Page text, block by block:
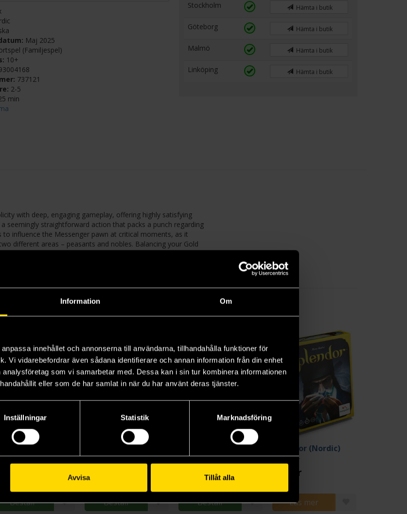
Information Om
innehållet och annonserna till användarna, tillhandahålla funktioner för
Vi vidarebefordrar även sådana identifierare och annan information från din enhet
som vi samarbetar med. Dessa kan i sin tur kombinera informationen
eller som de har samlat in när du har använt deras tjänster.
Inställningar Statistik Marknadsföring
Avvisa Tillåt alla
Maj 2025
(Familjespel)
10+
737121
2-5
min
Stockholm Hämta i butik
Göteborg Hämta i butik
Malmö Hämta i butik
Linköping Hämta i butik
with deep, engaging gameplay, offering highly satisfying
seemingly straightforward action that packs a punch regarding
influence the Messenger pawn at critical moments, as it
different areas – peasants and nobles. Balancing your Gold
that best suit your strategy throughout the game. Selecting
and the points they will contribute at the game's end. Finally,
unlocking their full potential.
2nd Edition
Beställ
Carcassonne
Beställ
Carcassonne
169 kr
Beställ
Splendor (Nordic)
Splendor
369 kr
Läs mer